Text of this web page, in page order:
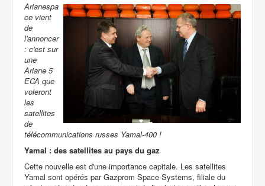
Arianespa
ce vient
de
l'annoncer
: c'est sur
une
Ariane 5
ECA que
voleront
les
satellites
de
télécommunications russes Yamal-400 !
Yamal : des satellites au pays du gaz
Cette nouvelle est d'une importance capitale. Les satellites
Yamal sont opérés par Gazprom Space Systems, filiale du